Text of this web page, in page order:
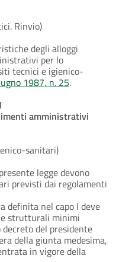
Rinvio)
degli alloggi
per lo
tecnici e igienico-
1987, n. 25.
amministrativi
sanitari)
legge devono
previsti dai regolamenti
definita nel capo I deve
strutturali minimi
del presidente
della giunta medesima,
in vigore della